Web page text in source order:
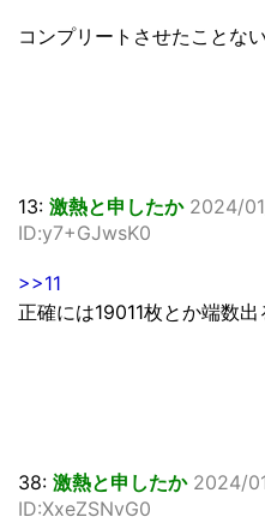
コンプリートさせたことな
13: 激熱と申したか 2024/
ID:y7+GJwsK0
>>11
正確には19011枚とか端数
38: 激熱と申したか 2024/
ID:XxeZSNvG0